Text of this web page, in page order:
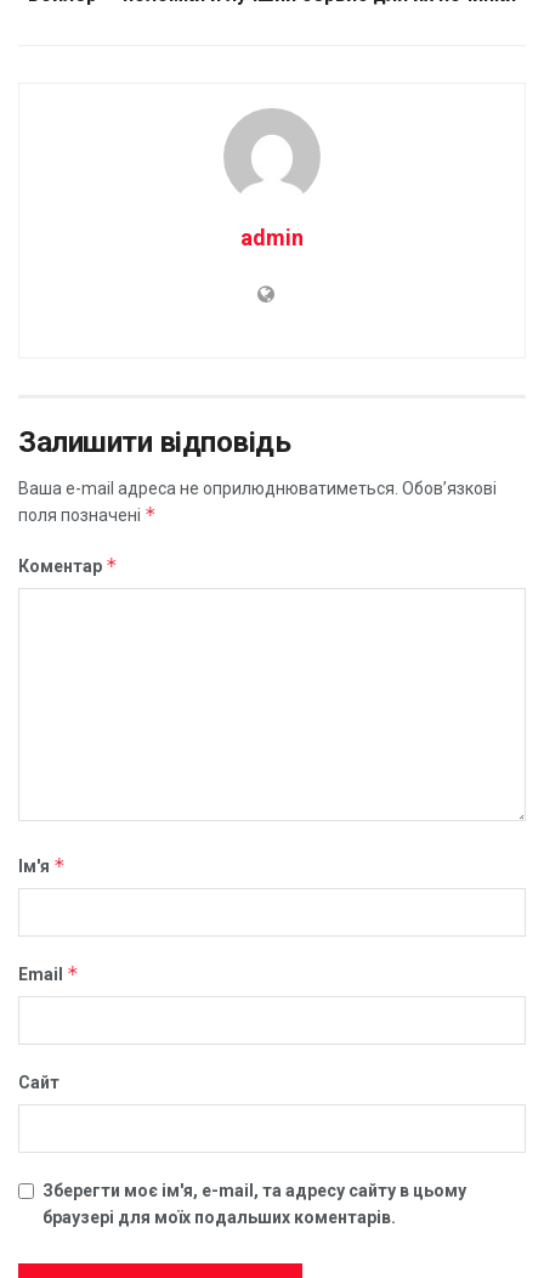
admin
Залишити відповідь
Ваша e-mail адреса не оприлюднюватиметься. Обов’язкові
поля позначені *
Коментар *
Ім'я *
Email *
Сайт
Зберегти моє ім'я, e-mail, та адресу сайту в цьому
браузері для моїх подальших коментарів.